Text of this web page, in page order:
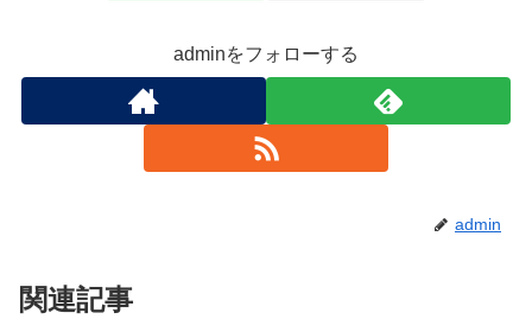
adminをフォローする
admin
関連記事